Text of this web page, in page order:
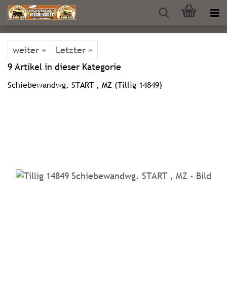
weiter »
Letzter »
9 Artikel in dieser Kategorie
Schiebewandwg. START , MZ (Tillig 14849)